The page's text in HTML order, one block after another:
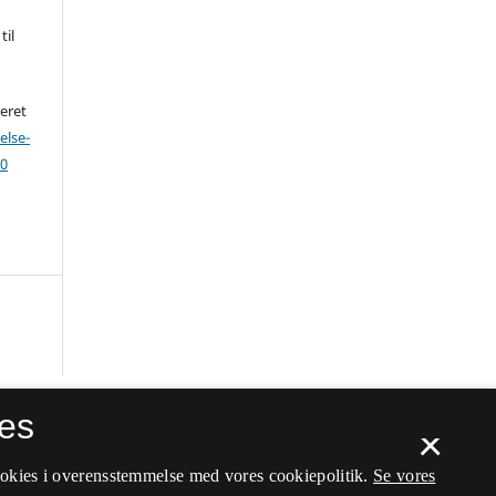
til
×
i overensstemmelse med vores cookiepolitik. Se vores